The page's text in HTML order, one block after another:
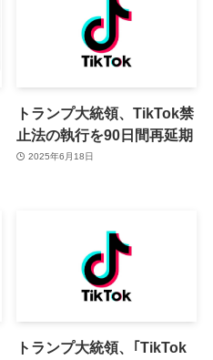
トランプ大統領、TikTok禁
止法の執行を90日間再延期
2025年6月18日
トランプ大統領、｢TikTok